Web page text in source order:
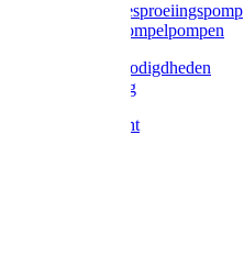
Gardena besproeiingspomp
Gardena dompelpompen
Tyleen benodigdheden
Tyleenslang
Lange bocht